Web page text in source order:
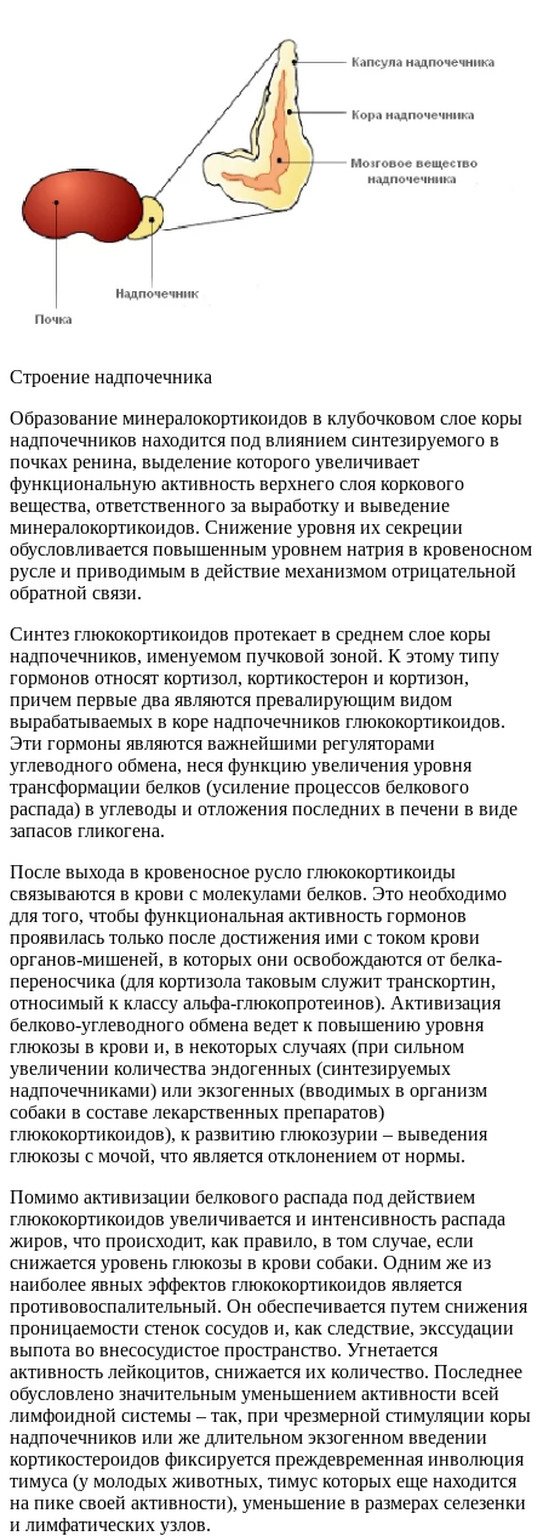
Строение надпочечника
Образование минералокортикоидов в клубочковом слое коры
надпочечников находится под влиянием синтезируемого в
почках ренина, выделение которого увеличивает
функциональную активность верхнего слоя коркового
вещества, ответственного за выработку и выведение
минералокортикоидов. Снижение уровня их секреции
обусловливается повышенным уровнем натрия в кровеносном
русле и приводимым в действие механизмом отрицательной
обратной связи.
Синтез глюкокортикоидов протекает в среднем слое коры
надпочечников, именуемом пучковой зоной. К этому типу
гормонов относят кортизол, кортикостерон и кортизон,
причем первые два являются превалирующим видом
вырабатываемых в коре надпочечников глюкокортикоидов.
Эти гормоны являются важнейшими регуляторами
углеводного обмена, неся функцию увеличения уровня
трансформации белков (усиление процессов белкового
распада) в углеводы и отложения последних в печени в виде
запасов гликогена.
После выхода в кровеносное русло глюкокортикоиды
связываются в крови с молекулами белков. Это необходимо
для того, чтобы функциональная активность гормонов
проявилась только после достижения ими с током крови
органов-мишеней, в которых они освобождаются от белка-
переносчика (для кортизола таковым служит транскортин,
относимый к классу альфа-глюкопротеинов). Активизация
белково-углеводного обмена ведет к повышению уровня
глюкозы в крови и, в некоторых случаях (при сильном
увеличении количества эндогенных (синтезируемых
надпочечниками) или экзогенных (вводимых в организм
собаки в составе лекарственных препаратов)
глюкокортикоидов), к развитию глюкозурии – выведения
глюкозы с мочой, что является отклонением от нормы.
Помимо активизации белкового распада под действием
глюкокортикоидов увеличивается и интенсивность распада
жиров, что происходит, как правило, в том случае, если
снижается уровень глюкозы в крови собаки. Одним же из
наиболее явных эффектов глюкокортикоидов является
противовоспалительный. Он обеспечивается путем снижения
проницаемости стенок сосудов и, как следствие, экссудации
выпота во внесосудистое пространство. Угнетается
активность лейкоцитов, снижается их количество. Последнее
обусловлено значительным уменьшением активности всей
лимфоидной системы – так, при чрезмерной стимуляции коры
надпочечников или же длительном экзогенном введении
кортикостероидов фиксируется преждевременная инволюция
тимуса (у молодых животных, тимус которых еще находится
на пике своей активности), уменьшение в размерах селезенки
и лимфатических узлов.